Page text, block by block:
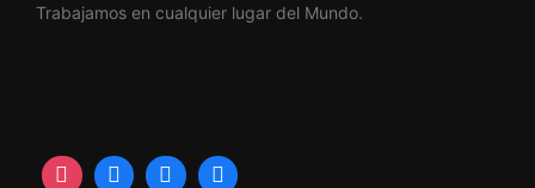
Trabajamos en cualquier lugar del Mundo.